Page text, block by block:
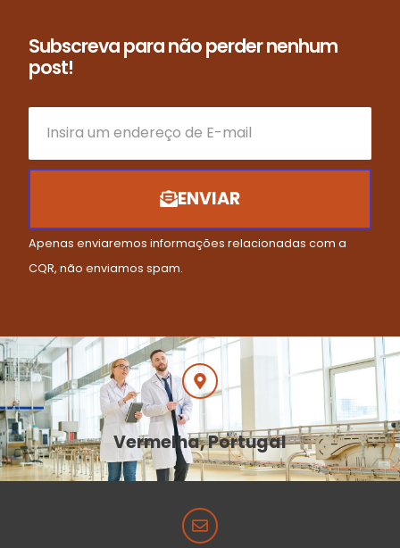
Subscreva para não perder nenhum
post!
ENVIAR
Apenas enviaremos informações relacionadas com a
CQR, não enviamos spam.
Vermelha, Portugal